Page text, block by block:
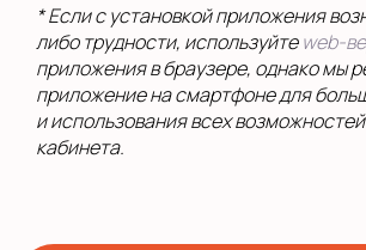
* Если с установкой приложения
либо трудности, используйтеweb-
приложения в браузере, однако мы
приложение на смартфоне для
и использования всех
кабинета.